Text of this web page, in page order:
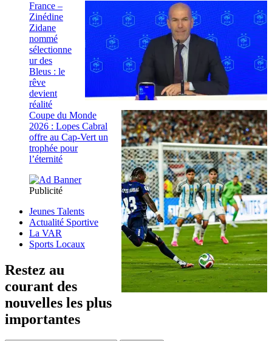
France –
Zinédine
Zidane
nommé
sélectionne
ur des
Bleus : le
rêve
devient
réalité
Coupe du Monde
2026 : Lopes Cabral
offre au Cap-Vert un
trophée pour
l’éternité
Publicité
Jeunes Talents
Actualité Sportive
La VAR
Sports Locaux
Restez au
courant des
nouvelles les plus
importantes